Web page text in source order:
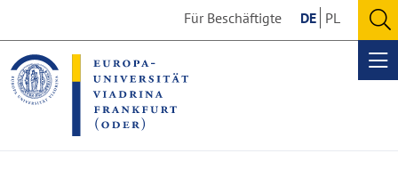
the
content
section
the
footer
section
Für Beschäftigte DE PL